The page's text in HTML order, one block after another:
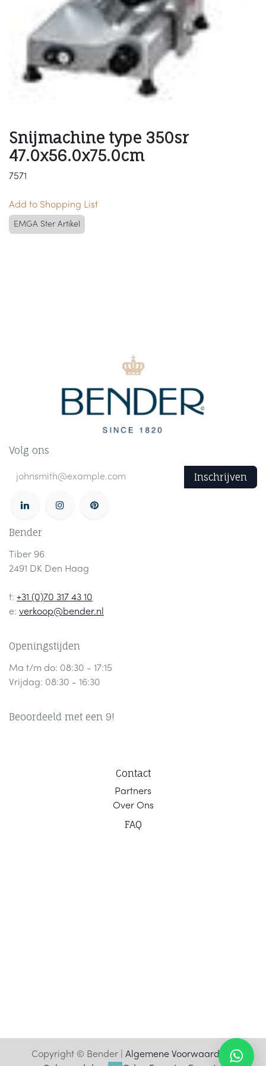
Snijmachine type 350sr
47.0x56.0x75.0cm
7571
Add to Shopping List
EMGA Ster Artikel
Volg ons
Inschrijven
Bender
Tiber 96
2491 DK Den Haag
t: +31 (0)70 317 43 10
e: verkoop@bender.nl
Openingstijden
Ma t/m do: 08:30 - 17:15
Vrijdag: 08:30 - 16:30
Beoordeeld met een 9!
Contact
Partners
Over Ons
FAQ
Copyright © Bender | Algemene Voorwaarden